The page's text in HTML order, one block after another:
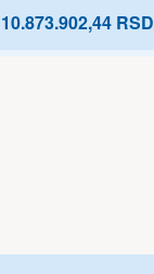
10.873.902,44 RSD